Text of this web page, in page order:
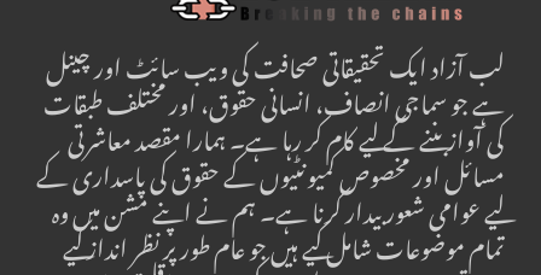
لب آزاد ایک تحقیقاتی صحافت کی ویب سائٹ اور چینل
ہے جو سماجی انصاف، انسانی حقوق، اور مختلف طبقات
کی آواز بننے کے لیے کام کر رہا ہے۔ ہمارا مقصد معاشرتی
مسائل اور مخصوص کمیونٹیوں کے حقوق کی پاسداری کے
لیے عوامی شعور بیدار کرنا ہے۔ ہم نے اپنے مشن میں وہ
تمام موضوعات شامل کیے ہیں جو عام طور پر نظر انداز کیے